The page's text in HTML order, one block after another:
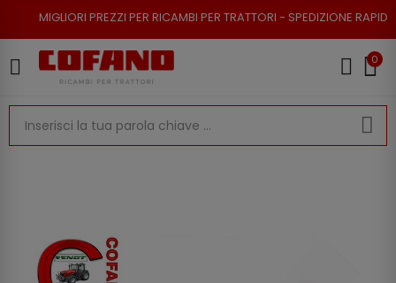
PREZZI PER RICAMBI PER TRATTORI - SPEDIZIONE RAPIDA - RESO
0